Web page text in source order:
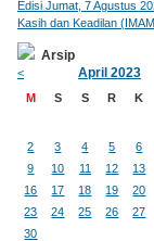
Edisi Jumat, 7 Agustus
Kasih dan Keadilan
Arsip
< April 2023
M
S S R K
2
3 4 5 6
9
10 11 12 13
16
17 18 19 20
23
24 25 26 27
30